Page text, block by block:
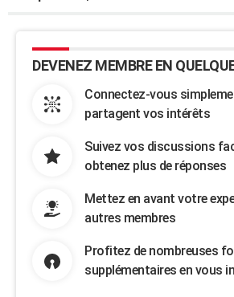
DEVENEZ MEMBRE EN
Connectez-vous
partagent vos intérêts
Suivez vos discussions
obtenez plus de réponses
Mettez en avant votre
autres membres
Profitez de nombreuses
supplémentaires en vous